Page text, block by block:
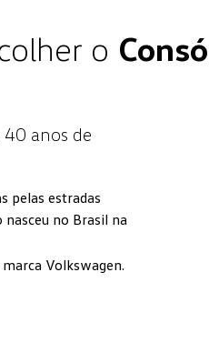
o
40 anos de
pelas estradas
nasceu no Brasil na
Volkswagen.